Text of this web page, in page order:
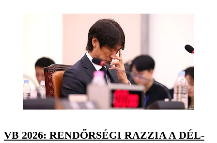
VB 2026: RENDŐRSÉGI RAZZIA A DÉL-